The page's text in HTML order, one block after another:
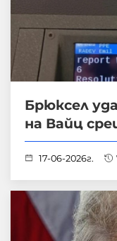
Брюксел
на Вайц
17-06-2026г.